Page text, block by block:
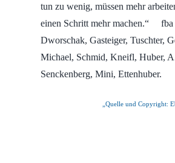
tun zu wenig, müssen mehr
einen Schritt mehr machen.“ fba
Dworschak, Gasteiger, Tuschter,
Michael, Schmid, Kneifl, Huber,
Senckenberg, Mini, Ettenhuber.
„Quelle und Copyright: